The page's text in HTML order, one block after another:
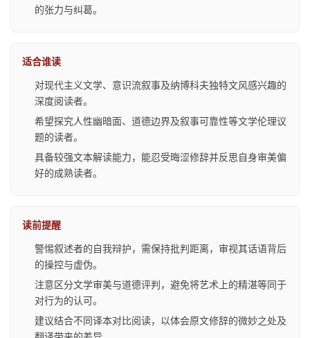
的张力与纠葛。
适合谁读
对现代主义文学、意识流叙事及纳博科夫独特文风感兴趣的
深度阅读者。
希望探究人性幽暗面、道德边界及叙事可靠性等文学伦理议
题的读者。
具备较强文本解读能力，能忍受晦涩修辞并反思自身审美偏
好的成熟读者。
读前提醒
警惕叙述者的自我辩护，需保持批判距离，审视其话语背后
的操控与虚伪。
注意区分文学审美与道德评判，避免将艺术上的精湛等同于
对行为的认可。
建议结合不同译本对比阅读，以体会原文修辞的微妙之处及